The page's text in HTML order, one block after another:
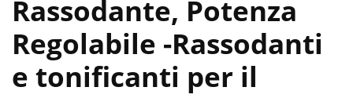
Rassodante, Potenza
Regolabile -Rassodanti
e tonificanti per il